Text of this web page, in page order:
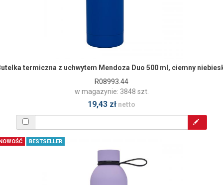
termiczna z uchwytem Mendoza Duo 500 ml, ciemny
R08993.44
w magazynie: 3848 szt.
19,43 zł netto
BESTSELLER